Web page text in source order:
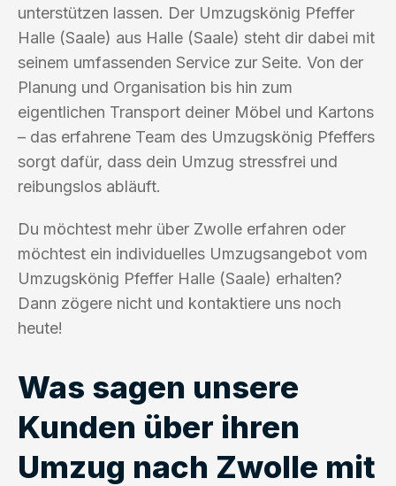
unterstützen lassen. Der Umzugskönig Pfeffer
Halle (Saale) aus Halle (Saale) steht dir dabei mit
seinem umfassenden Service zur Seite. Von der
Planung und Organisation bis hin zum
eigentlichen Transport deiner Möbel und Kartons
– das erfahrene Team des Umzugskönig Pfeffers
sorgt dafür, dass dein Umzug stressfrei und
reibungslos abläuft.
Du möchtest mehr über Zwolle erfahren oder
möchtest ein individuelles Umzugsangebot vom
Umzugskönig Pfeffer Halle (Saale) erhalten?
Dann zögere nicht und kontaktiere uns noch
heute!
Was sagen unsere
Kunden über ihren
Umzug nach Zwolle mit